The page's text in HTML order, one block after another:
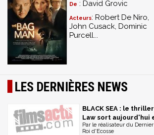
De : David Grovic
Acteurs: Robert De Niro,
John Cusack, Dominic
Purcell...
LES DERNIÈRES NEWS
BLACK SEA : le
Law sort aujourd'hui
Par le réalisateur du Dernier
Roi d'Ecosse